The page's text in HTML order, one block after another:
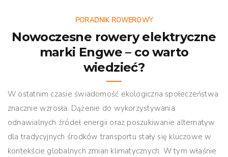
PORADNIK ROWEROWY
Nowoczesne rowery elektryczne
marki Engwe – co warto
wiedzieć?
W ostatnim czasie świadomość ekologiczna społeczeństwa
znacznie wzrosła. Dążenie do wykorzystywania
odnawialnych źródeł energii oraz poszukiwanie alternatyw
dla tradycyjnych środków transportu stały się kluczowe w
kontekście globalnych zmian klimatycznych. W tym właśnie